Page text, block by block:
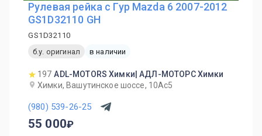
Рулевая рейка с Гур Mazda 6 2007-2012
GS1D32110 GH
GS1D32110
б.у. оригинал
в наличии
197 ADL-MOTORS Химки| АДЛ-МОТОРС Химки
Химки, Вашутинское шоссе, 10Ас5
(980) 539-26-25
55 000